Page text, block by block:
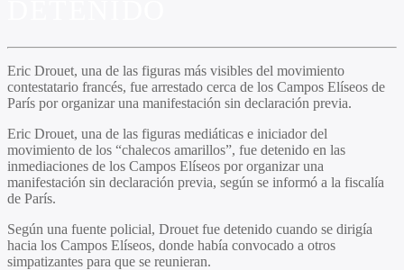
Eric Drouet, una de las figuras más visibles del movimiento
contestatario francés, fue arrestado cerca de los Campos Elíseos de
París por organizar una manifestación sin declaración previa.
Eric Drouet, una de las figuras mediáticas e iniciador del
movimiento de los “chalecos amarillos”, fue detenido en las
inmediaciones de los Campos Elíseos por organizar una
manifestación sin declaración previa, según se informó a la fiscalía
de París.
Según una fuente policial, Drouet fue detenido cuando se dirigía
hacia los Campos Elíseos, donde había convocado a otros
simpatizantes para que se reunieran.